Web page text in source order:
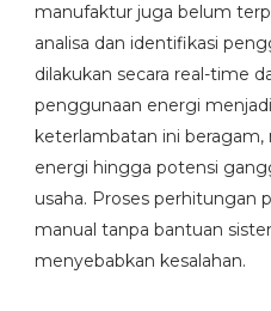
manufaktur juga belum
analisa dan identifikasi
dilakukan secara real-time
penggunaan energi
keterlambatan ini beragam,
energi hingga potensi
usaha. Proses perhitungan
manual tanpa bantuan
menyebabkan kesalahan.